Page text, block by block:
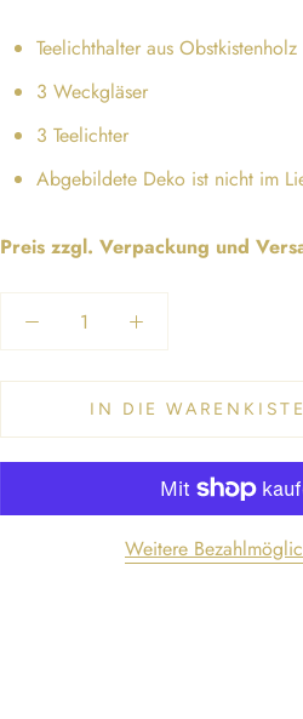
Teelichthalter aus Obstkistenholz
3 Weckgläser
3 Teelichter
Abgebildete Deko ist nicht im
Preis zzgl. Verpackung und
IN DIE WARENKISTE
Weitere